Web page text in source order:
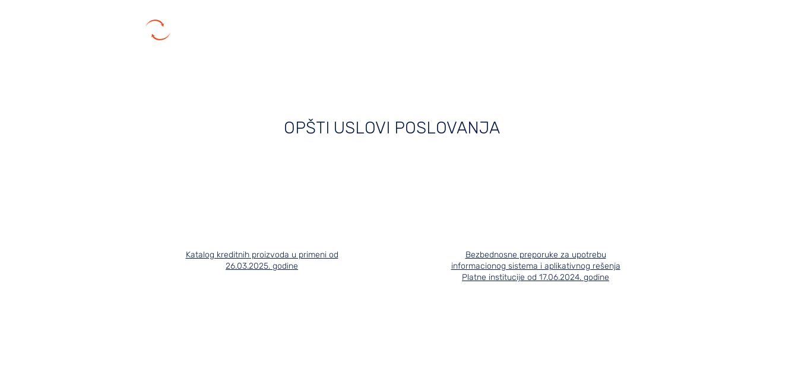
OPŠTI USLOVI POSLOVANJA
Katalog kreditnih proizvoda u primeni od
26.03.2025. godine
Bezbednosne preporuke za upotrebu
informacionog sistema i aplikativnog rešenja
Platne institucije od 17.06.2024. godine